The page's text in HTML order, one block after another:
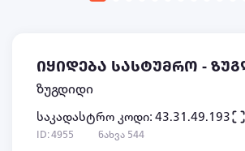
იყიდება სასტუმრო -
ზუგდიდი
საკადასტრო კოდი: 43.31.49.193
ID: 4955 ნახვა 544